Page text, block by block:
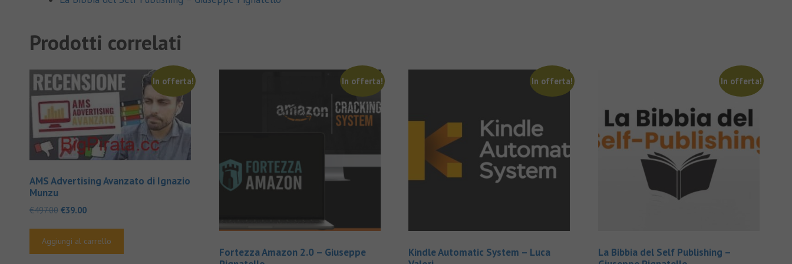
Prodotti correlati
In offerta!
AMS Advertising Avanzato di Ignazio
Munzu
€497.00 Il
era:
€39.00Il
è:
Aggiungi al carrello
In offerta!
Fortezza Amazon 2.0 – Giuseppe
In offerta!
Kindle Automatic System – Luca
In offerta!
La Bibbia del Self Publishing –